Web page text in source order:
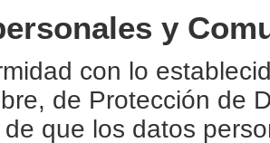
y
con lo
de Protección de
que los datos